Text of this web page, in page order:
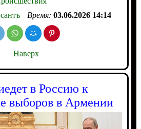
Время: 03.06.2026 14:14
Наверх
в Россию к
выборов в Армении